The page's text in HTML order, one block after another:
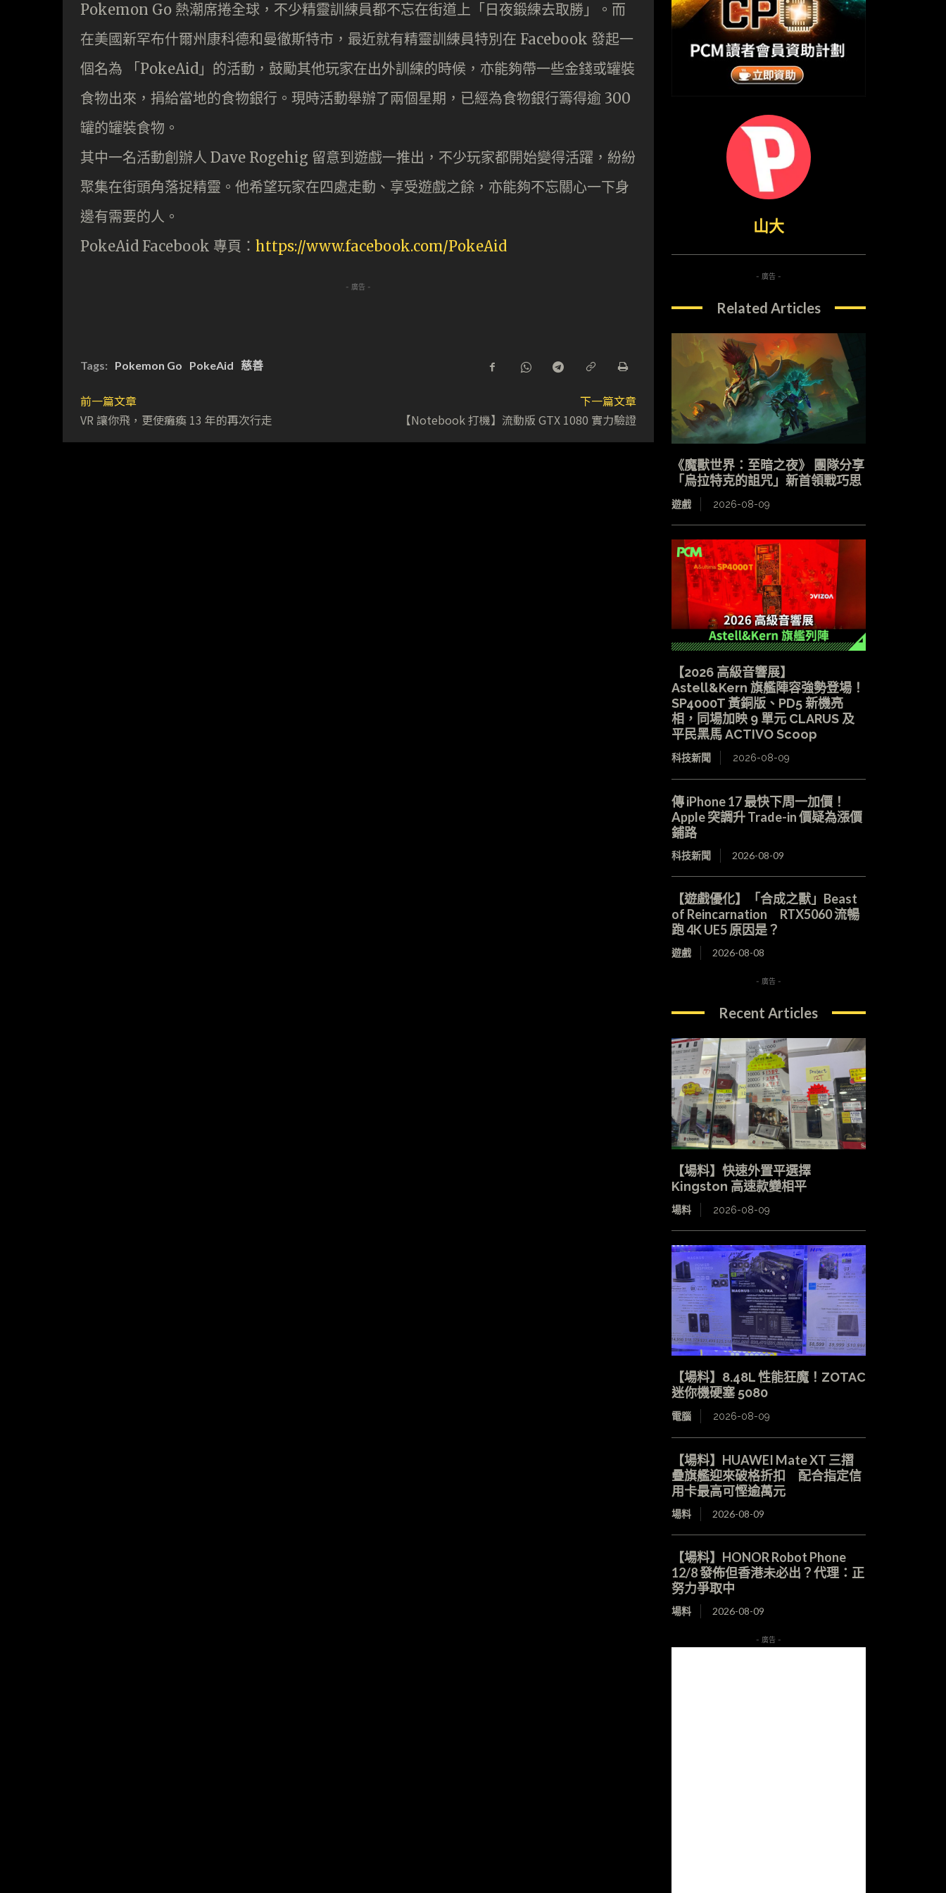
Pokemon Go 熱潮席捲全球，不少精靈訓練員都不忘在街道上「日夜鍛練去取勝」。而
在美國新罕布什爾州康科德和曼徹斯特市，最近就有精靈訓練員特別在 Facebook 發起一
個名為 「PokeAid」的活動，鼓勵其他玩家在出外訓練的時候，亦能夠帶一些金錢或罐裝
食物出來，捐給當地的食物銀行。現時活動舉辦了兩個星期，已經為食物銀行籌得逾 300
罐的罐裝食物。
其中一名活動創辦人 Dave Rogehig 留意到遊戲一推出，不少玩家都開始變得活躍，紛紛
聚集在街頭角落捉精靈。他希望玩家在四處走動、享受遊戲之餘，亦能夠不忘關心一下身
邊有需要的人。
PokeAid Facebook 專頁： https://www.facebook.com/PokeAid
- 廣告 -
Tags: Pokemon Go PokeAid 慈善
前一篇文章
VR 讓你飛，更使癱瘓 13 年的再次行走
下一篇文章
【Notebook 打機】流動版 GTX 1080 實力驗證
山大
- 廣告 -
Related Articles
《魔獸世界：至暗之夜》 團隊分享
「烏拉特克的詛咒」新首領戰巧思
遊戲 2026-08-09
【2026 高級音響展】
Astell&Kern 旗艦陣容強勢登場！
SP4000T 黃銅版、PD5 新機亮
相，同場加映 9 單元 CLARUS 及
平民黑馬 ACTIVO Scoop
科技新聞 2026-08-09
傳 iPhone 17 最快下周一加價！
Apple 突調升 Trade-in 價疑為漲價
鋪路
科技新聞 2026-08-09
【遊戲優化】「合成之獸」Beast
of Reincarnation RTX5060 流暢
跑 4K UE5 原因是？
遊戲 2026-08-08
- 廣告 -
Recent Articles
【場料】快速外置平選擇
Kingston 高速款變相平
場料 2026-08-09
【場料】8.48L 性能狂魔！ZOTAC
迷你機硬塞 5080
電腦 2026-08-09
【場料】HUAWEI Mate XT 三摺
疊旗艦迎來破格折扣 配合指定信
用卡最高可慳逾萬元
場料 2026-08-09
【場料】HONOR Robot Phone
12/8 發佈但香港未必出？代理：正
努力爭取中
場料 2026-08-09
- 廣告 -